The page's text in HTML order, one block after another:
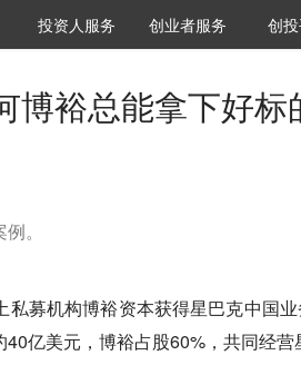
VClub投资机构库
投资机构职位推介
投资人服务 创投氪堂
创业者服务 创
博裕总能拿下好标
。
募机构博裕资本获得星巴克中国
亿美元，博裕占股60%，共同经